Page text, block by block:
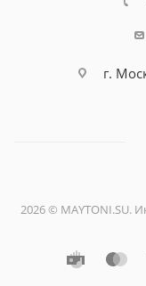
г.
2026 © MAYTONI.SU.